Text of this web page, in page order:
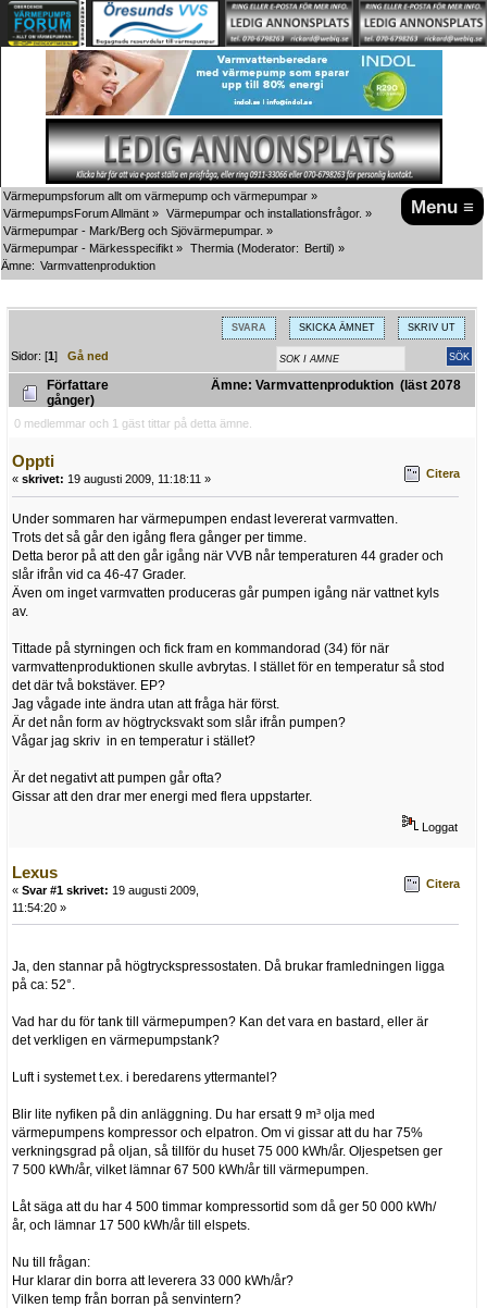
Menu ≡
Värmepumpsforum allt om värmepump och värmepumpar »
VärmepumpsForum Allmänt » Värmepumpar och installationsfrågor. »
Värmepumpar - Mark/Berg och Sjövärmepumpar. »
Värmepumpar - Märkesspecifikt » Thermia (Moderator: Bertil) »
Ämne: Varmvattenproduktion
SVARA SKICKA ÄMNET SKRIV UT
Sidor: [1]Gå ned
Författare
Ämne: Varmvattenproduktion (läst 2078
gånger)
0 medlemmar och 1 gäst tittar på detta ämne.
Oppti
« skrivet: 19 augusti 2009, 11:18:11 » Citera
Under sommaren har värmepumpen endast levererat varmvatten.
Trots det så går den igång flera gånger per timme.
Detta beror på att den går igång när VVB når temperaturen 44 grader och
slår ifrån vid ca 46-47 Grader.
Även om inget varmvatten produceras går pumpen igång när vattnet kyls
av.
Tittade på styrningen och fick fram en kommandorad (34) för när
varmvattenproduktionen skulle avbrytas. I stället för en temperatur så stod
det där två bokstäver. EP?
Jag vågade inte ändra utan att fråga här först.
Är det nån form av högtrycksvakt som slår ifrån pumpen?
Vågar jag skriv in en temperatur i stället?
Är det negativt att pumpen går ofta?
Gissar att den drar mer energi med flera uppstarter.
Loggat
Lexus
« Svar #1 skrivet: 19 augusti 2009,
11:54:20 »
Citera
Ja, den stannar på högtryckspressostaten. Då brukar framledningen ligga
på ca: 52°.
Vad har du för tank till värmepumpen? Kan det vara en bastard, eller är
det verkligen en värmepumpstank?
Luft i systemet t.ex. i beredarens yttermantel?
Blir lite nyfiken på din anläggning. Du har ersatt 9 m³ olja med
värmepumpens kompressor och elpatron. Om vi gissar att du har 75%
verkningsgrad på oljan, så tillför du huset 75 000 kWh/år. Oljespetsen ger
7 500 kWh/år, vilket lämnar 67 500 kWh/år till värmepumpen.
Låt säga att du har 4 500 timmar kompressortid som då ger 50 000 kWh/
år, och lämnar 17 500 kWh/år till elspets.
Nu till frågan:
Hur klarar din borra att leverera 33 000 kWh/år?
Vilken temp från borran på senvintern?